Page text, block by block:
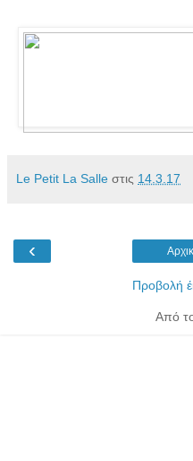
Le Petit La Salle στις 14.3.17
‹
Προβολή
Από